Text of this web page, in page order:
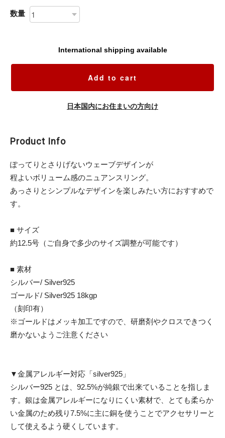
数量
International shipping available
Add to cart
日本国内にお住まいの方向け
Product Info
ぽってりとさりげないウェーブデザインが
程よいボリューム感のニュアンスリング。
あっさりとシンプルなデザインを楽しみたい方におすすめで
す。
■ サイズ
約12.5号（ご自身で多少のサイズ調整が可能です）
■ 素材
シルバー/ Silver925
ゴールド/ Silver925 18kgp
（刻印有）
※ゴールドはメッキ加工ですので、研磨剤やクロスできつく
磨かないようご注意ください
▼金属アレルギー対応「silver925」
シルバー925 とは、92.5%が純銀で出来ていることを指しま
す。銀は金属アレルギーになりにくい素材で、とても柔らか
い金属のため残り7.5%に主に銅を使うことでアクセサリーと
して使えるよう硬くしています。